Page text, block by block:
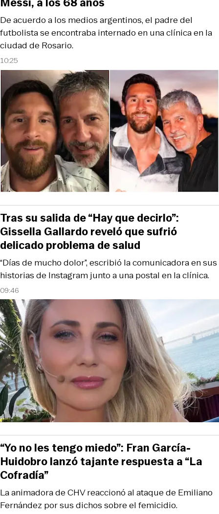
10:25
De acuerdo a los medios argentinos, el padre del
futbolista se encontraba internado en una clínica en la
ciudad de Rosario.
09:46
“Días de mucho dolor”, escribió la comunicadora en sus
historias de Instagram junto a una postal en la clínica.
Tras su salida de “Hay que decirlo”:
Gissella Gallardo reveló que sufrió
delicado problema de salud
La animadora de CHV reaccionó al ataque de Emiliano
Fernández por sus dichos sobre el femicidio.
“Yo no les tengo miedo”: Fran García-
Huidobro lanzó tajante respuesta a “La
Cofradía”